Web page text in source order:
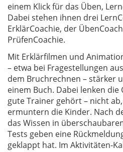
einem Klick für das Üben,
Dabei stehen ihnen drei
ErklärCoachie, der
PrüfenCoachie.
Mit Erklärfilmen und
– etwa bei Fragestellungen
dem Bruchrechnen – stärker
einem Buch. Dabei lenken die
gute Trainer gehört – nicht
ermuntern die Kinder. Nach
das Wissen in
Tests geben eine
geklappt hat. Im Aktivitäten-